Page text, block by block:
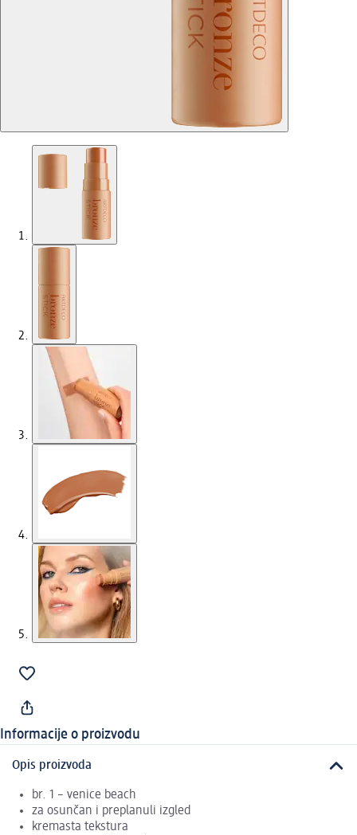
Informacije o proizvodu
Opis proizvoda
br. 1 – venice beach
za osunčan i preplanuli izgled
kremasta tekstura